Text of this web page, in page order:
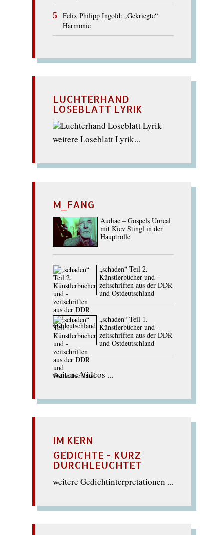
Felix Philipp Ingold: „Gekriegte“
Harmonie
LUCHTERHAND
LOSEBLATT LYRIK
weitere Loseblatt Lyrik...
M_FANG
Audiac – Gospels Unreal
mit Kiev Stingl in der
Hauptrolle
„schaden“ Teil 2.
Künstlerbücher und -
zeitschriften aus der DDR
und Ostdeutschland
„schaden“ Teil 1.
Künstlerbücher und -
zeitschriften aus der DDR
und Ostdeutschland
weitere Videos ...
IM KERN
GEDICHTE - KURZ
DURCHLEUCHTET
weitere Gedichtinterpretationen ...